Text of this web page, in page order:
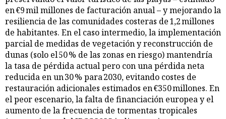
en €9 mil millones de facturación anual – y mejorando la
resiliencia de las comunidades costeras de 1,2 millones
de habitantes. En el caso intermedio, la implementación
parcial de medidas de vegetación y reconstrucción de
dunas (solo el 50 % de las zonas en riesgo) mantendría
la tasa de pérdida actual pero con una pérdida neta
reducida en un 30 % para 2030, evitando costes de
restauración adicionales estimados en €350 millones. En
el peor escenario, la falta de financiación europea y el
aumento de la frecuencia de tormentas tropicales